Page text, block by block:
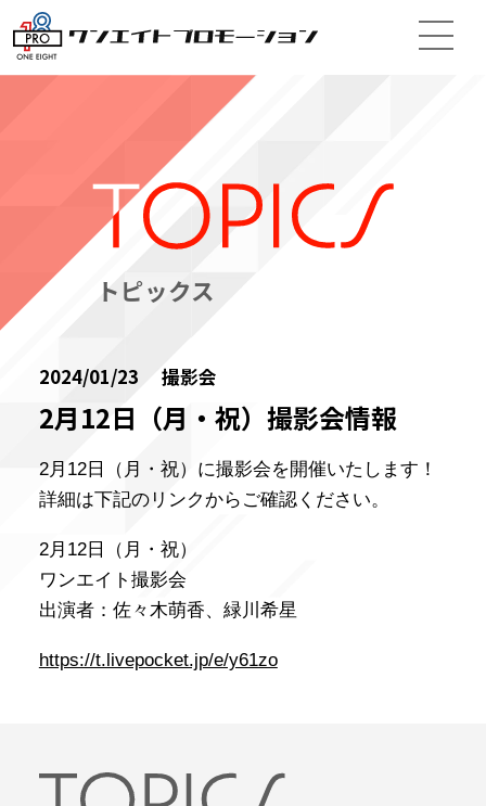
トピックス
2024/01/23 撮影会
2月12日（月・祝）撮影会情報
2月12日（月・祝）に撮影会を開催いたします！
詳細は下記のリンクからご確認ください。
2月12日（月・祝）
ワンエイト撮影会
出演者：佐々木萌香、緑川希星
https://t.livepocket.jp/e/y61zo